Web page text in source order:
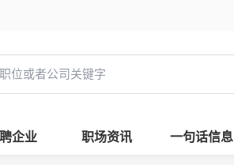
企业 职场资讯 一句话信息